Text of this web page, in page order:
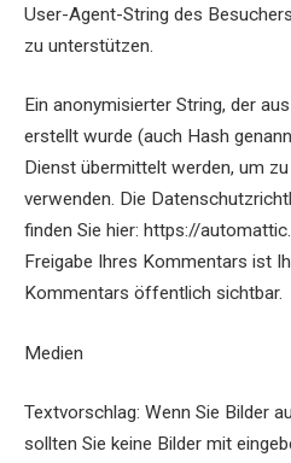
User-Agent-String des
zu unterstützen.
Ein anonymisierter String, der
erstellt wurde (auch Hash
Dienst übermittelt werden, um
verwenden. Die
finden Sie hier: https://
Freigabe Ihres Kommentars ist
Kommentars öffentlich sichtbar.
Medien
Textvorschlag: Wenn Sie Bilder
sollten Sie keine Bilder mit